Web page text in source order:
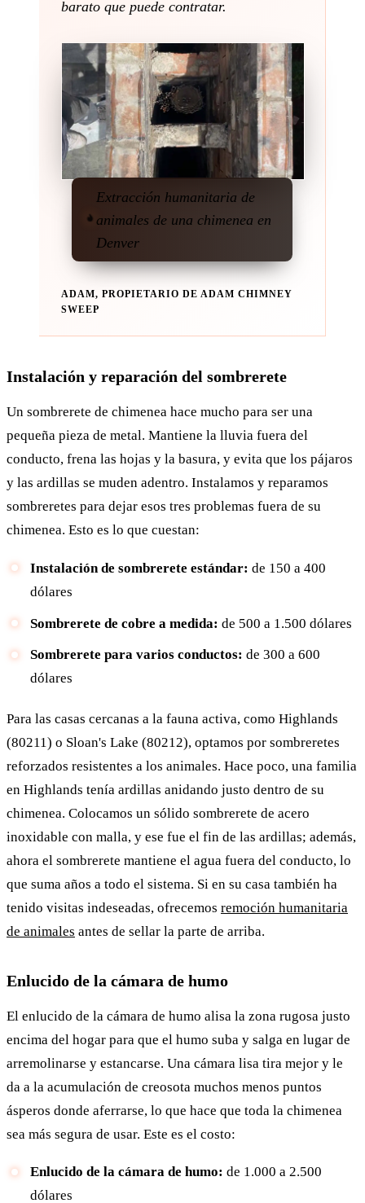
barato que puede contratar.
Extracción humanitaria de
animales de una chimenea en
Denver
ADAM, PROPIETARIO DE ADAM CHIMNEY
SWEEP
Instalación y reparación del sombrerete
Un sombrerete de chimenea hace mucho para ser una
pequeña pieza de metal. Mantiene la lluvia fuera del
conducto, frena las hojas y la basura, y evita que los pájaros
y las ardillas se muden adentro. Instalamos y reparamos
sombreretes para dejar esos tres problemas fuera de su
chimenea. Esto es lo que cuestan:
Instalación de sombrerete estándar: de 150 a 400
dólares
Sombrerete de cobre a medida: de 500 a 1.500 dólares
Sombrerete para varios conductos: de 300 a 600
dólares
Para las casas cercanas a la fauna activa, como Highlands
(80211) o Sloan's Lake (80212), optamos por sombreretes
reforzados resistentes a los animales. Hace poco, una familia
en Highlands tenía ardillas anidando justo dentro de su
chimenea. Colocamos un sólido sombrerete de acero
inoxidable con malla, y ese fue el fin de las ardillas; además,
ahora el sombrerete mantiene el agua fuera del conducto, lo
que suma años a todo el sistema. Si en su casa también ha
tenido visitas indeseadas, ofrecemos remoción humanitaria
de animales antes de sellar la parte de arriba.
Enlucido de la cámara de humo
El enlucido de la cámara de humo alisa la zona rugosa justo
encima del hogar para que el humo suba y salga en lugar de
arremolinarse y estancarse. Una cámara lisa tira mejor y le
da a la acumulación de creosota muchos menos puntos
ásperos donde aferrarse, lo que hace que toda la chimenea
sea más segura de usar. Este es el costo:
Enlucido de la cámara de humo: de 1.000 a 2.500
dólares